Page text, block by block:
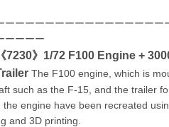
ーーーーーーーーーーーーーーーー
ーーーー
《7230》1/72 F100 Engine +
The F100 engine, which is
such as the F-15, and the trailer
the engine have been recreated
and 3D printing.